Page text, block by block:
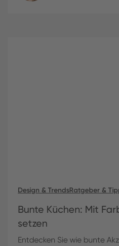
Design & TrendsRatgeber &
Bunte Küchen: Mit
setzen
Entdecken Sie wie bunte